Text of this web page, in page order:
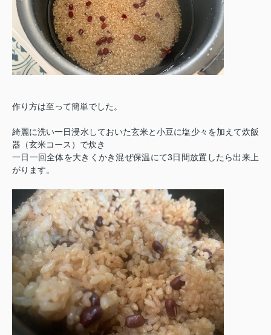
作り方は至って簡単でした。
綺麗に洗い一日浸水しておいた玄米と小豆に塩少々を加えて炊飯
器（玄米コース）で炊き
一日一回全体を大きくかき混ぜ保温にて3日間放置したら出来上
がります。